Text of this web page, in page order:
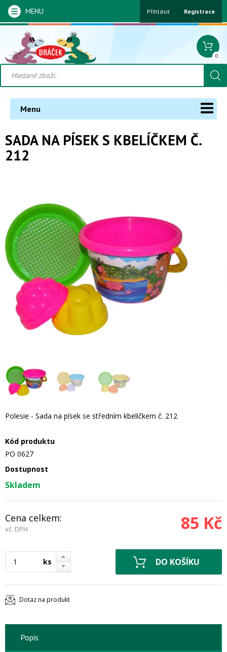
MENU Přihlásit Registrace
0
Menu
SADA NA PÍSEK S KBELÍČKEM Č.
212
Polesie - Sada na písek se středním kbelíčkem č. 212
Kód produktu
PO 0627
Dostupnost
Skladem
Cena celkem:
vč. DPH 85 Kč
ks
Dotaz na produkt
Popis